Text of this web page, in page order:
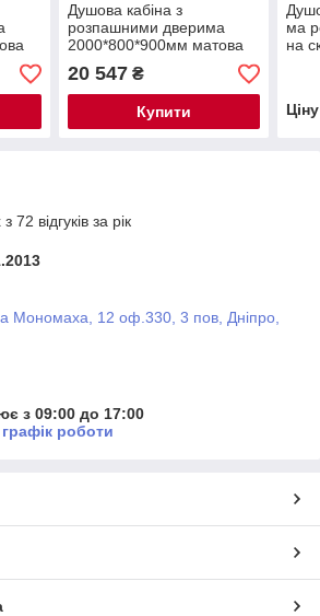
Душова кабіна з
розпашними дверима
2000*800*900мм матова
20 547₴
Купити
ма
на
72 відгуків за рік
Мономаха, 12 оф.330, 3 пов, Дніпро,
з 09:00 до 17:00
роботи